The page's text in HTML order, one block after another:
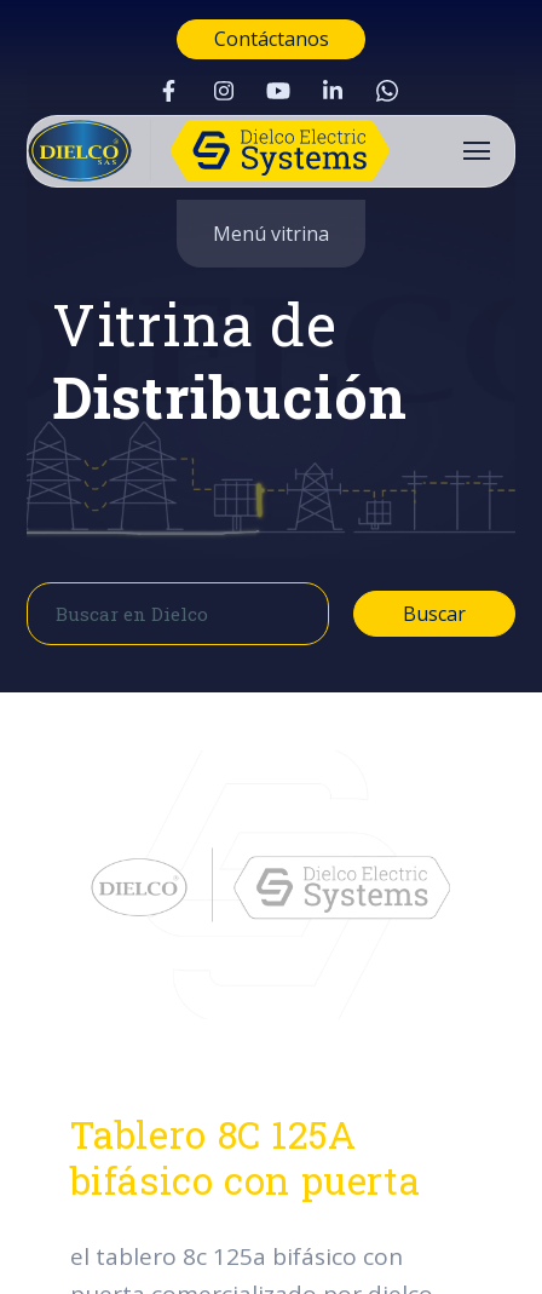
Contáctanos
Buscar
Menú vitrina
Vitrina de
Distribución
Buscar
Buscar
Tablero 8C 125A
bifásico con puerta
el tablero 8c 125a bifásico con